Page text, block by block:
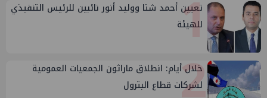
1
تعيين أحمد شتا ووليد أنور نائبين للرئيس التنفيذي
للهيئة
خلال أيام: انطلاق ماراثون الجمعيات العمومية
لشركات قطاع البترول